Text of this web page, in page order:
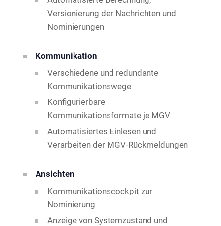
Versionierung der Nachrichten und
Nominierungen
Kommunikation
Verschiedene und redundante
Kommunikationswege
Konfigurierbare
Kommunikationsformate je MGV
Automatisiertes Einlesen und
Verarbeiten der MGV-Rückmeldungen
Ansichten
Kommunikationscockpit zur
Nominierung
Anzeige von Systemzustand und